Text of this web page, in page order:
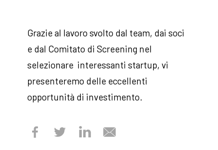
Grazie al lavoro svolto dal team, dai soci
e dal Comitato di Screening nel
selezionare interessanti startup, vi
presenteremo delle eccellenti
opportunità di investimento.